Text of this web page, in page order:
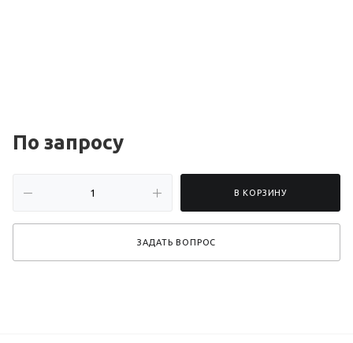
По запросу
В КОРЗИНУ
ЗАДАТЬ ВОПРОС